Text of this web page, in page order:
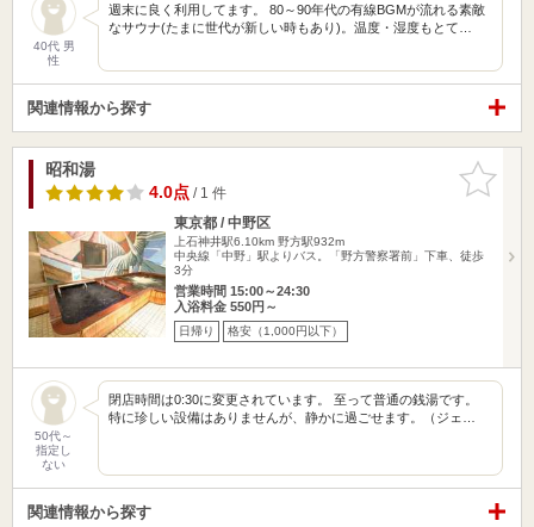
40代 男
性
週末に良く利用してます。 80～90年代の有線BGMが流れる素敵
なサウナ(たまに世代が新しい時もあり)。温度・湿度もとて…
関連情報から探す
お気に入
りに追加
昭和湯
4.0点/ 1 件
東京都 / 中野区
上石神井駅6.10km 野方駅932m
中央線「中野」駅よりバス。「野方警察署前」下車、徒歩
3分
営業時間 15:00～24:30
入浴料金 550円～
日帰り 格安（1,000円以下）
50代～
指定し
ない
閉店時間は0:30に変更されています。 至って普通の銭湯です。
特に珍しい設備はありませんが、静かに過ごせます。（ジェ…
関連情報から探す